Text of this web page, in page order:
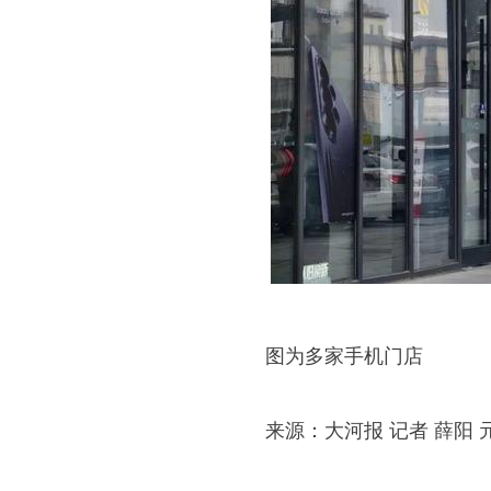
图为多家手机门店
来源：大河报 记者 薛阳